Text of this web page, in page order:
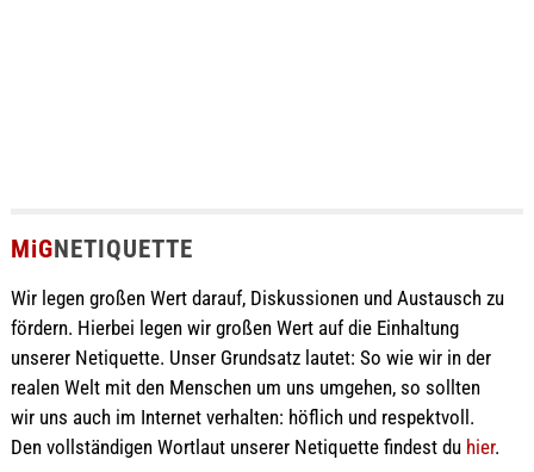
MiGNETIQUETTE
Wir legen großen Wert darauf, Diskussionen und Austausch zu
fördern. Hierbei legen wir großen Wert auf die Einhaltung
unserer Netiquette. Unser Grundsatz lautet: So wie wir in der
realen Welt mit den Menschen um uns umgehen, so sollten
wir uns auch im Internet verhalten: höflich und respektvoll.
Den vollständigen Wortlaut unserer Netiquette findest du hier.